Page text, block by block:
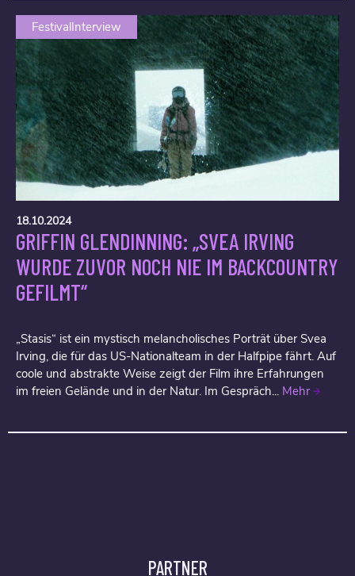
FestivalInterview
18.10.2024
GRIFFIN GLENDINNING: „SVEA IRVING
WURDE ZUVOR NOCH NIE IM BACKCOUNTRY
GEFILMT“
„Stasis“ ist ein mystisch melancholisches Porträt über Svea
Irving, die für das US-Nationalteam in der Halfpipe fährt. Auf
coole und abstrakte Weise zeigt der Film ihre Erfahrungen
im freien Gelände und in der Natur. Im Gespräch... Mehr
PARTNER